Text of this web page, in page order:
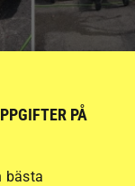
PÅ
bästa